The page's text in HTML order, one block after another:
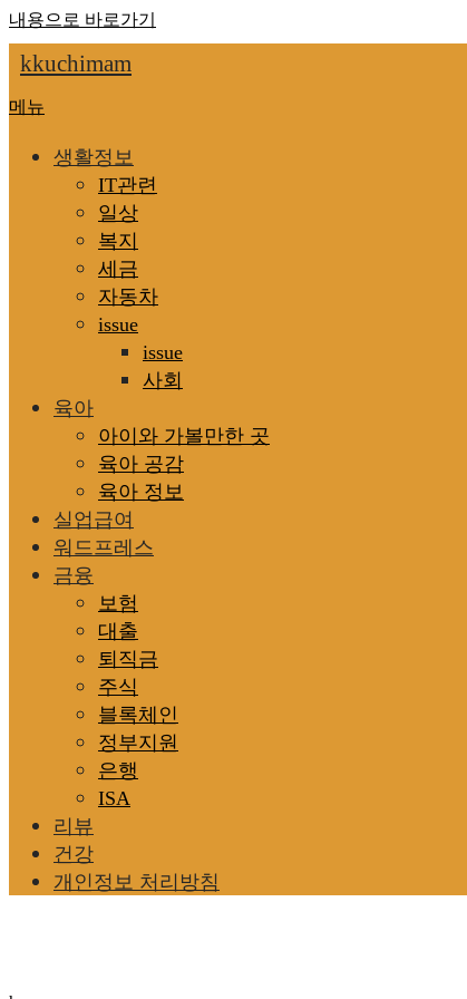
내용으로 바로가기
kkuchimam
메뉴
생활정보
IT관련
일상
복지
세금
자동차
issue
issue
사회
육아
아이와 가볼만한 곳
육아 공감
육아 정보
실업급여
워드프레스
금융
보험
대출
퇴직금
주식
블록체인
정부지원
은행
ISA
리뷰
건강
개인정보 처리방침